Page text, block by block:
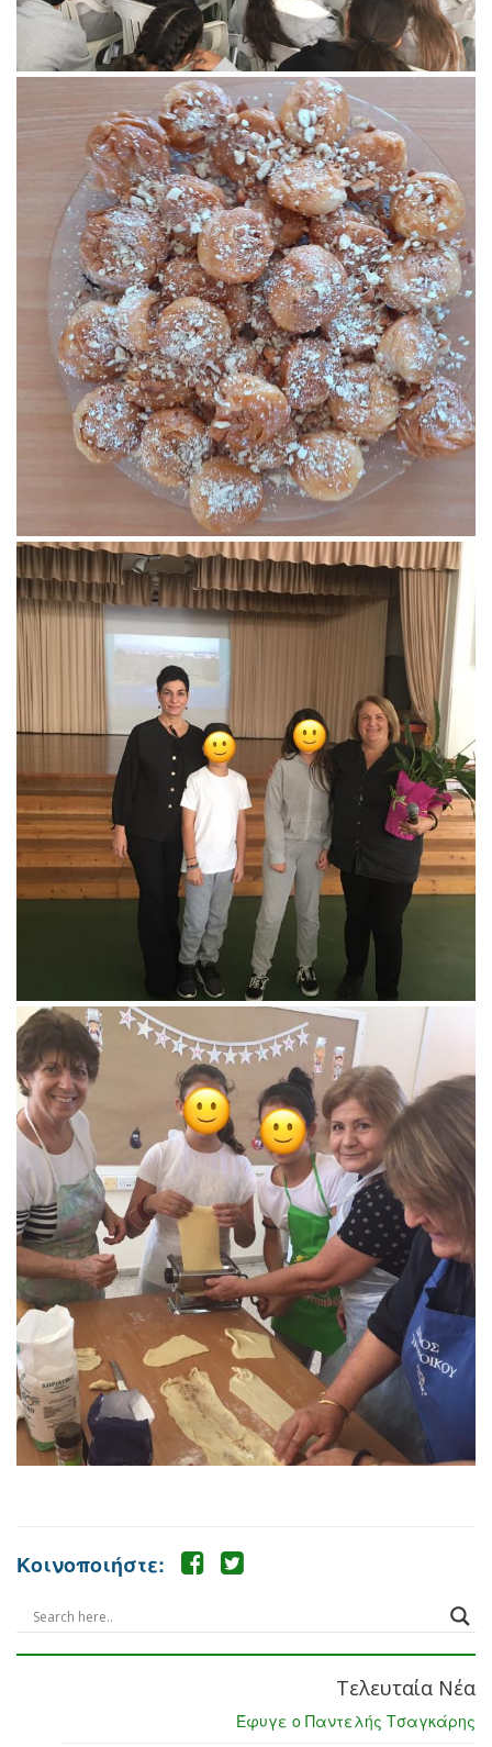
Κοινοποιήστε:
Τελευταία Νέα
Έφυγε ο Παντελής Τσαγκάρης